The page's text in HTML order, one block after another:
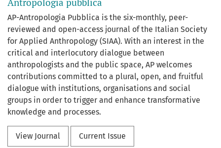
AP-Antropologia Pubblica is the six-monthly, peer-
reviewed and open-access journal of the Italian Society
for Applied Anthropology (SIAA). With an interest in the
critical and interlocutory dialogue between
anthropologists and the public space, AP welcomes
contributions committed to a plural, open, and fruitful
dialogue with institutions, organisations and social
groups in order to trigger and enhance transformative
knowledge and processes.
View Journal Current Issue